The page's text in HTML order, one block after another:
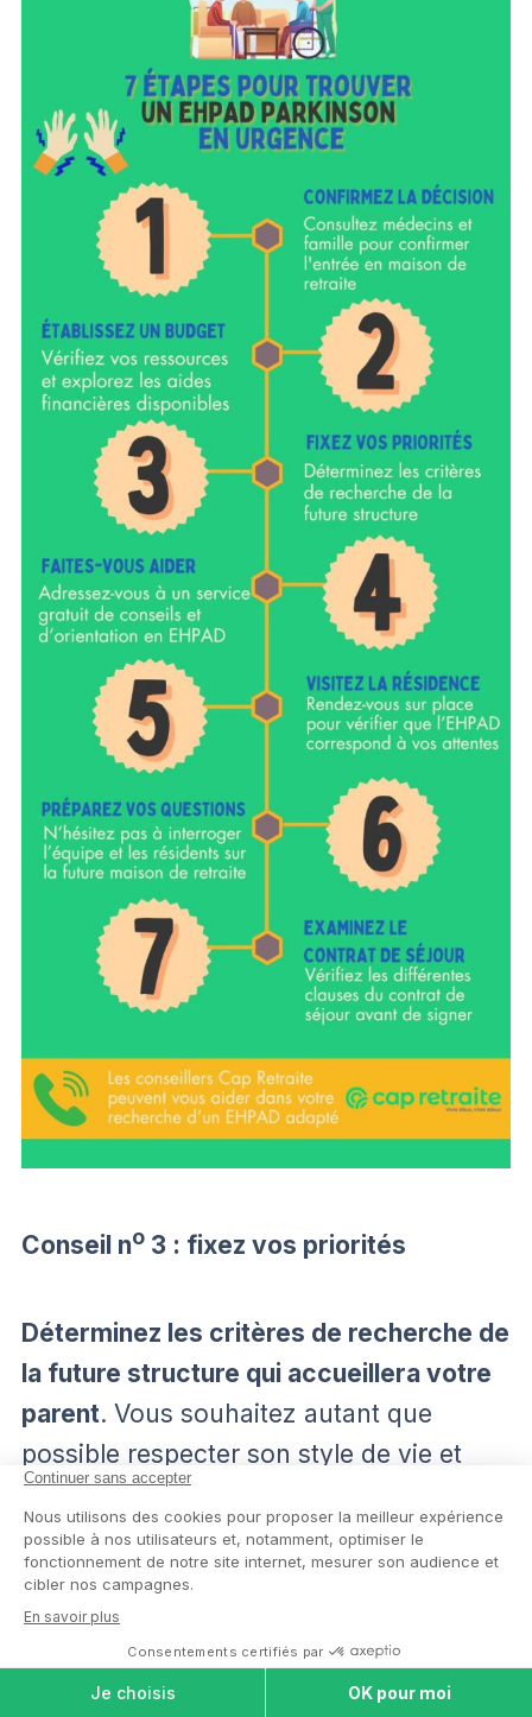
Conseil no 3 : fixez vos priorités
Déterminez les critères de recherche de
la future structure qui accueillera votre
parent. Vous souhaitez autant que
possible respecter son style de vie et
répondre à ses attentes. Souhaite-t-il
emménager avec son animal
domestique ? Tient-il à continuer à
fréquenter son église ?
o
MAISONS DE